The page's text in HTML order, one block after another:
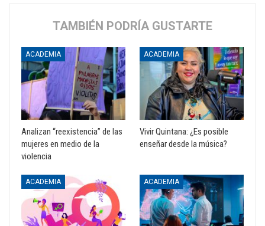
TAMBIÉN PODRÍA GUSTARTE
ACADEMIA
Analizan “reexistencia” de las
mujeres en medio de la
violencia
ACADEMIA
Vivir Quintana: ¿Es posible
enseñar desde la música?
ACADEMIA ACADEMIA